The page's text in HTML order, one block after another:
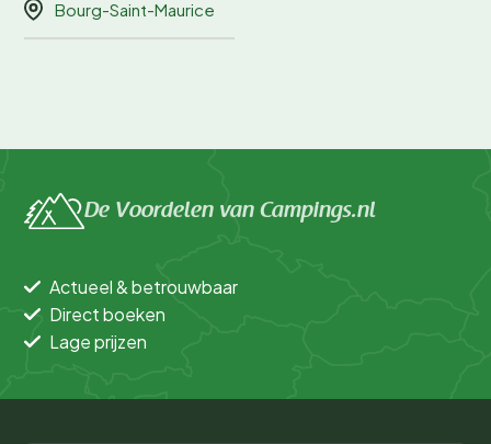
Bourg-Saint-Maurice
De Voordelen van Campings.nl
Actueel & betrouwbaar
Direct boeken
Lage prijzen